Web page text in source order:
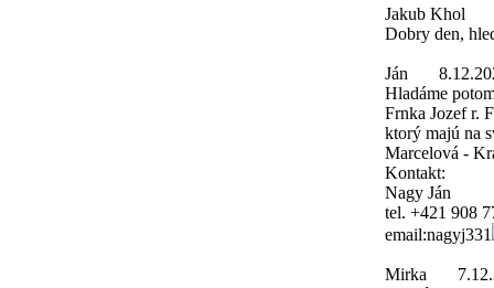
Jakub Khol
Dobry den,
Ján
Hladáme
Frnka Jozef r.
ktorý majú na
Marcelová -
Kontakt:
Nagy Ján
tel. +421 908
email:nagyj331
Mirka